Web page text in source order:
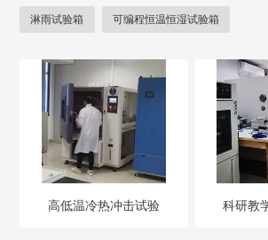
淋雨试验箱 可编程恒温恒湿试验箱
非标步入式高低温实验室 电池测试试验机
UV紫外线老化试验箱 高压加速老化试验箱
按键寿命测试类 蒸汽老化试验箱
稳态寿命加速度离心机 低气压试验箱
高低温冷热冲击试验
科研教